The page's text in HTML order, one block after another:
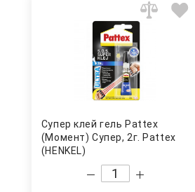
Супер клей гель Pattex
(Момент) Супер, 2г. Pattex
(HENKEL)